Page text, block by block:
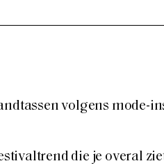
volgens mode-
die je overal